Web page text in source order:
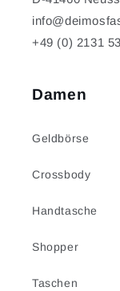
+49 (0) 2131
Damen
Geldbörse
Crossbody
Handtasche
Shopper
Taschen